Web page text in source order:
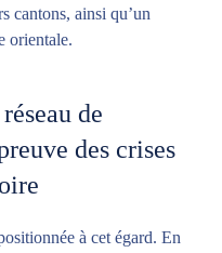
cantons, ainsi qu’un
orientale.
de
des crises
à cet égard. En